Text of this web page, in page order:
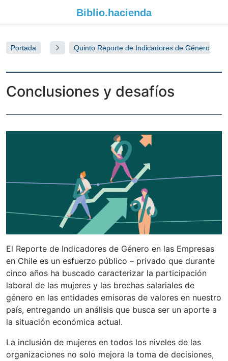
Biblio. hacienda
Portada
Quinto Reporte de Indicadores de Género
Conclusiones y desafíos
El Reporte de Indicadores de Género en las Empresas
en Chile es un esfuerzo público – privado que durante
cinco años ha buscado caracterizar la participación
laboral de las mujeres y las brechas salariales de
género en las entidades emisoras de valores en nuestro
país, entregando un análisis que busca ser un aporte a
la situación económica actual.
La inclusión de mujeres en todos los niveles de las
organizaciones no solo mejora la toma de decisiones,